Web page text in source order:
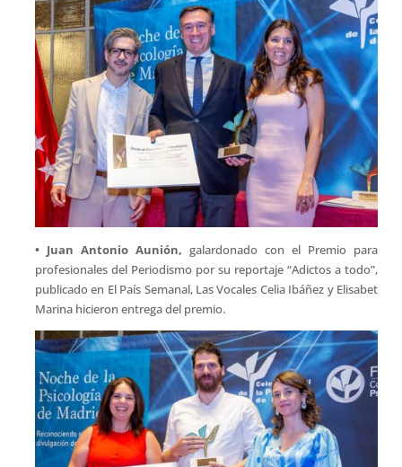
• Juan Antonio Aunión, galardonado con el Premio para
profesionales del Periodismo por su reportaje “Adictos a todo”,
publicado en El País Semanal, Las Vocales Celia Ibáñez y Elisabet
Marina hicieron entrega del premio.